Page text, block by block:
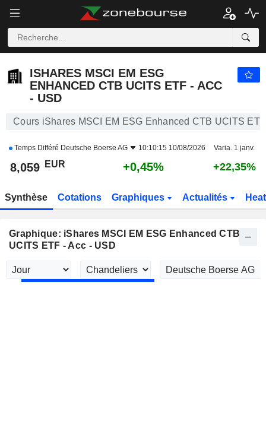
ISHARES MSCI EM ESG
ENHANCED CTB UCITS ETF - ACC
- USD
Cours iShares MSCI EM ESG Enhanced CTB UCITS
Temps Différé Deutsche Boerse AG 10:10:15 10/08/2026 Varia. 1 janv.
8,059 EUR +0,45% +22,35%
Synthèse Cotations Graphiques Actualités
Graphique: iShares MSCI EM ESG Enhanced CTB
UCITS ETF - Acc - USD